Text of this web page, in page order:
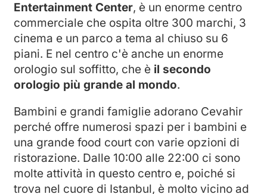
Entertainment Center, è un enorme centro
commerciale che ospita oltre 300 marchi, 3
cinema e un parco a tema al chiuso su 6
piani. E nel centro c'è anche un enorme
orologio sul soffitto, che è il secondo
orologio più grande al mondo.
Bambini e grandi famiglie adorano Cevahir
perché offre numerosi spazi per i bambini e
una grande food court con varie opzioni di
ristorazione. Dalle 10:00 alle 22:00 ci sono
molte attività in questo centro e, poiché si
trova nel cuore di Istanbul, è molto vicino ad